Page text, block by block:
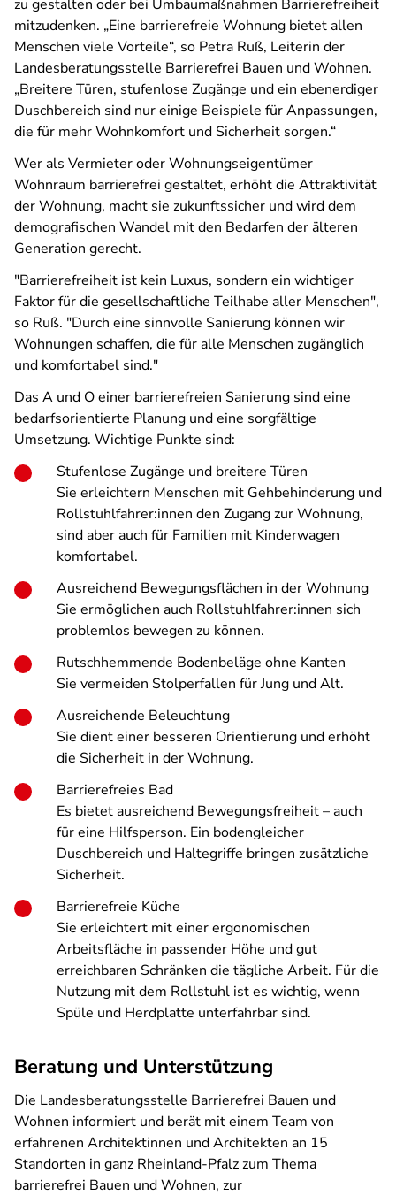
zu gestalten oder bei Umbaumaßnahmen Barrierefreiheit
mitzudenken. „Eine barrierefreie Wohnung bietet allen
Menschen viele Vorteile“, so Petra Ruß, Leiterin der
Landesberatungsstelle Barrierefrei Bauen und Wohnen.
„Breitere Türen, stufenlose Zugänge und ein ebenerdiger
Duschbereich sind nur einige Beispiele für Anpassungen,
die für mehr Wohnkomfort und Sicherheit sorgen.“
Wer als Vermieter oder Wohnungseigentümer
Wohnraum barrierefrei gestaltet, erhöht die Attraktivität
der Wohnung, macht sie zukunftssicher und wird dem
demografischen Wandel mit den Bedarfen der älteren
Generation gerecht.
"Barrierefreiheit ist kein Luxus, sondern ein wichtiger
Faktor für die gesellschaftliche Teilhabe aller Menschen",
so Ruß. "Durch eine sinnvolle Sanierung können wir
Wohnungen schaffen, die für alle Menschen zugänglich
und komfortabel sind."
Das A und O einer barrierefreien Sanierung sind eine
bedarfsorientierte Planung und eine sorgfältige
Umsetzung. Wichtige Punkte sind:
Stufenlose Zugänge und breitere Türen
Sie erleichtern Menschen mit Gehbehinderung und
Rollstuhlfahrer:innen den Zugang zur Wohnung,
sind aber auch für Familien mit Kinderwagen
komfortabel.
Ausreichend Bewegungsflächen in der Wohnung
Sie ermöglichen auch Rollstuhlfahrer:innen sich
problemlos bewegen zu können.
Rutschhemmende Bodenbeläge ohne Kanten
Sie vermeiden Stolperfallen für Jung und Alt.
Ausreichende Beleuchtung
Sie dient einer besseren Orientierung und erhöht
die Sicherheit in der Wohnung.
Barrierefreies Bad
Es bietet ausreichend Bewegungsfreiheit – auch
für eine Hilfsperson. Ein bodengleicher
Duschbereich und Haltegriffe bringen zusätzliche
Sicherheit.
Barrierefreie Küche
Sie erleichtert mit einer ergonomischen
Arbeitsfläche in passender Höhe und gut
erreichbaren Schränken die tägliche Arbeit. Für die
Nutzung mit dem Rollstuhl ist es wichtig, wenn
Spüle und Herdplatte unterfahrbar sind.
Beratung und Unterstützung
Die Landesberatungsstelle Barrierefrei Bauen und
Wohnen informiert und berät mit einem Team von
erfahrenen Architektinnen und Architekten an 15
Standorten in ganz Rheinland-Pfalz zum Thema
barrierefrei Bauen und Wohnen, zur